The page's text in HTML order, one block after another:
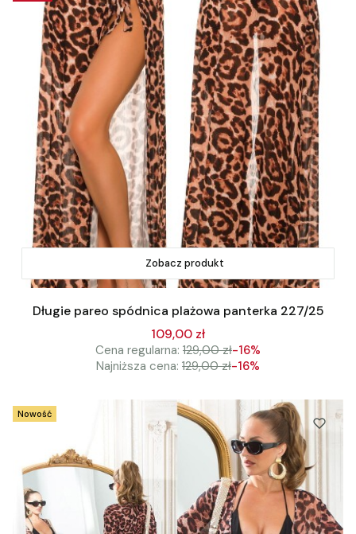
Zobacz produkt
Długie pareo spódnica plażowa panterka 227/25
109,00 zł
Cena regularna: 129,00 zł-16%
Najniższa cena: 129,00 zł-16%
Nowość